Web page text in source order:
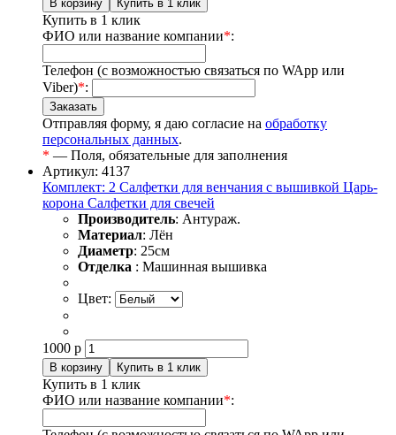
Купить в 1 клик
ФИО или название компании*:
Телефон (с возможностью связаться по WApp или
Viber)*:
Отправляя форму, я даю согласие на обработку
персональных данных.
* — Поля, обязательные для заполнения
Артикул: 4137
Комплект: 2 Салфетки для венчания с вышивкой Царь-
корона Салфетки для свечей
Производитель: Антураж.
Материал: Лён
Диаметр: 25см
Отделка : Машинная вышивка
Цвет:
1000 р
Купить в 1 клик
ФИО или название компании*: